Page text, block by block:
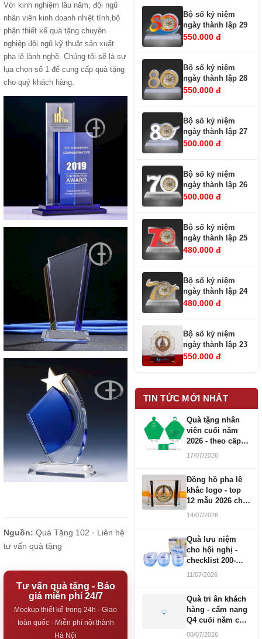
Với kinh nghiệm lâu năm, đội ngũ
nhân viên kinh doanh nhiệt tình,bộ
phận thiết kế quà tặng chuyên
nghiệp đội ngũ kỹ thuật sản xuất
pha lê lành nghề. Chúng tôi sẽ là sự
lụa chọn số 1 để cung cấp quà tặng
cho quý khách hàng.
Nguồn: Quà Tặng 102 · Liên hệ
tư vấn quà tặng
Tư vấn quà tặng - Báo
giá miễn phí 24/7
Mockup thiết kế trong 24h · Giao
toàn quốc · Miễn phí nội thành
Hà Nội
Bộ số kỷ niệm
ngày thành lập 29
550.000 đ
Bộ số kỷ niệm
ngày thành lập 28
550.000 đ
Bộ số kỷ niệm
ngày thành lập 27
500.000 đ
Bộ số kỷ niệm
ngày thành lập 26
500.000 đ
Bộ số kỷ niệm
ngày thành lập 25
480.000 đ
Bộ số kỷ niệm
ngày thành lập 24
480.000 đ
Bộ số kỷ niệm
ngày thành lập 23
550.000 đ
TIN TỨC MỚI NHẤT
Quà tặng nhân
viên cuối năm
2026 - theo cấp
bậc CBNV
17/07/2026
Đồng hồ pha lê
khắc logo - top
12 mẫu 2026 cho
doanh nghiệp
14/07/2026
Quà lưu niệm
cho hội nghị -
checklist 200-
1000 người
11/07/2026
Quà tri ân khách
hàng - cẩm nang
Q4 cuối năm cho
doanh nghiệp
08/07/2026